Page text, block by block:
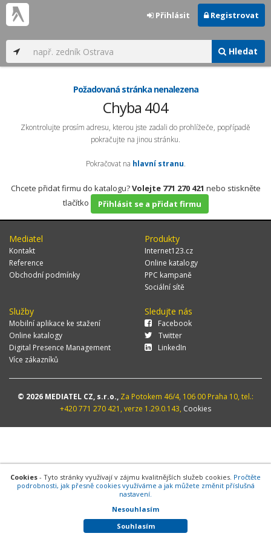
Hledat
Přihlásit Registrovat
Požadovaná stránka nenalezena
Chyba 404
Zkontrolujte prosím adresu, kterou jste zadali do prohlížeče, popřípadě
pokračujte na jinou stránku.
Pokračovat na hlavní stranu.
Chcete přidat firmu do katalogu?Volejte 771 270 421 nebo stiskněte
tlačítko
Přihlásit se a přidat firmu
Mediatel
Kontakt
Reference
Obchodní podmínky
Produkty
Internet123.cz
Online katalogy
PPC kampaně
Sociální sítě
Služby
Mobilní aplikace ke stažení
Online katalogy
Digital Presence Management
Více zákazníků
Sledujte nás
Facebook
Twitter
LinkedIn
© 2026 MEDIATEL CZ, s.r.o., Za Potokem 46/4, 106 00 Praha 10, tel.:
+420 771 270 421, verze 1.29.0.143, Cookies
Cookies - Tyto stránky využívají v zájmu kvalitnějších služeb cookies. Pročtěte
podrobnosti, jak přesně cookies využíváme a jak můžete změnit příslušná
nastavení.
Nesouhlasím
Souhlasím